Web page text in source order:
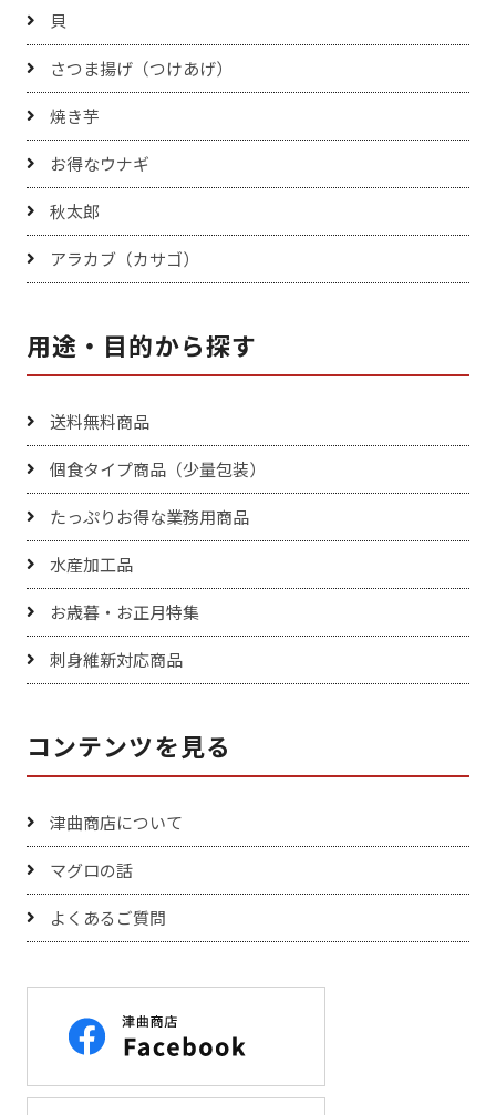
貝
さつま揚げ（つけあげ）
焼き芋
お得なウナギ
秋太郎
アラカブ（カサゴ）
用途・目的から探す
送料無料商品
個食タイプ商品（少量包装）
たっぷりお得な業務用商品
水産加工品
お歳暮・お正月特集
刺身維新対応商品
コンテンツを見る
津曲商店について
マグロの話
よくあるご質問